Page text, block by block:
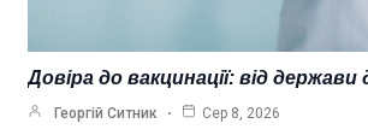
Довіра до вакцинації: від держави
Георгій Ситник Сер 8, 2026